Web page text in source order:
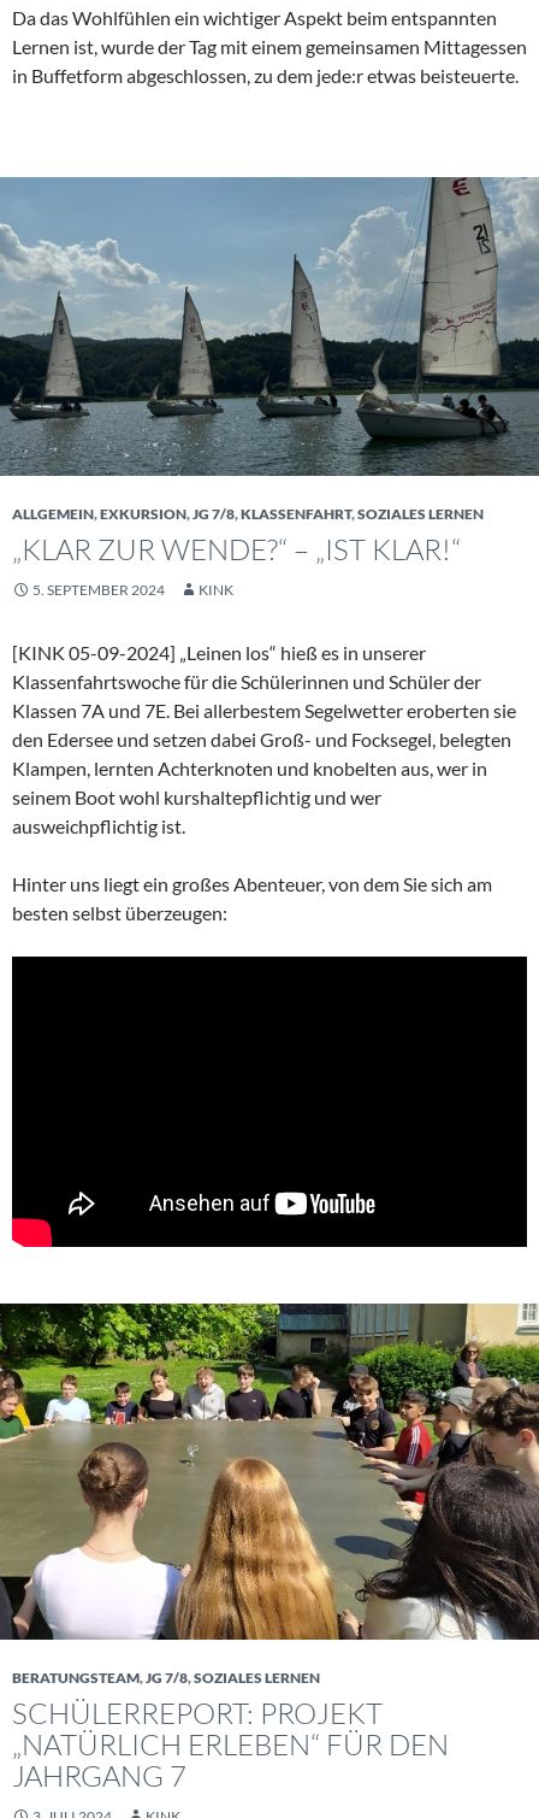
Da das Wohlfühlen ein wichtiger Aspekt beim entspannten
Lernen ist, wurde der Tag mit einem gemeinsamen Mittagessen
in Buffetform abgeschlossen, zu dem jede:r etwas beisteuerte.
ALLGEMEIN,EXKURSION,JG 7/8,KLASSENFAHRT,SOZIALES LERNEN
„KLAR ZUR WENDE?“ – „IST KLAR!“
5. SEPTEMBER 2024 KINK
[KINK 05-09-2024] „Leinen los“ hieß es in unserer
Klassenfahrtswoche für die Schülerinnen und Schüler der
Klassen 7A und 7E. Bei allerbestem Segelwetter eroberten sie
den Edersee und setzen dabei Groß- und Focksegel, belegten
Klampen, lernten Achterknoten und knobelten aus, wer in
seinem Boot wohl kurshaltepflichtig und wer
ausweichpflichtig ist.
Hinter uns liegt ein großes Abenteuer, von dem Sie sich am
besten selbst überzeugen:
BERATUNGSTEAM,JG 7/8,SOZIALES LERNEN
SCHÜLERREPORT: PROJEKT
„NATÜRLICH ERLEBEN“ FÜR DEN
JAHRGANG 7